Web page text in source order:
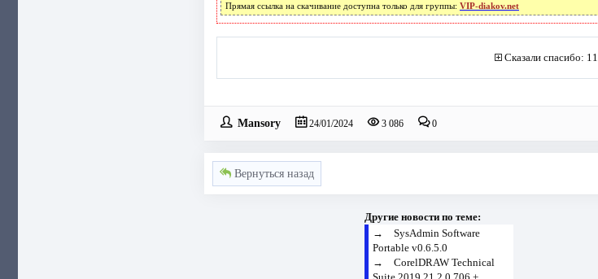
Прямая ссылка на скачивание доступна только для группы: VIP-diakov.net
Сказали спасибо: 11
Mansory 24/01/2024 3 086 0
Вернуться назад
Другие новости по теме:
→SysAdmin Software
Portable v0.6.5.0
→CorelDRAW Technical